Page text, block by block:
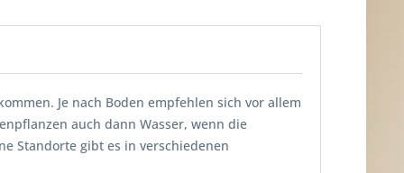
Je nach Boden empfehlen sich vor allem
auch dann Wasser, wenn die
Standorte gibt es in verschiedenen